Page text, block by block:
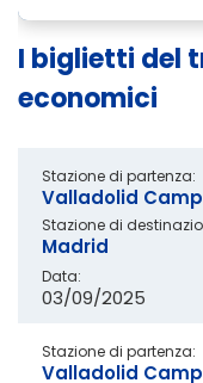
I biglietti del
economici
Stazione di partenza:
Valladolid
Stazione di
Madrid
Data:
03/09/2025
Stazione di partenza:
Valladolid